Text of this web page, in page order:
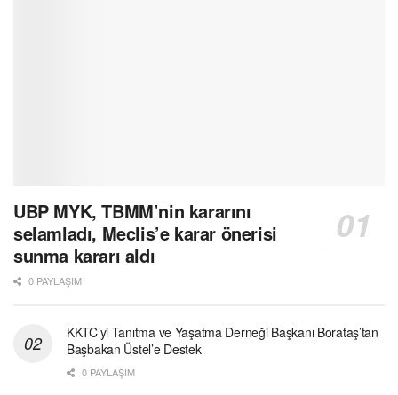
UBP MYK, TBMM’nin kararını
selamladı, Meclis’e karar önerisi
sunma kararı aldı
0 PAYLAŞIM
KKTC’yi Tanıtma ve Yaşatma Derneği Başkanı Borataş’tan
Başbakan Üstel’e Destek
0 PAYLAŞIM